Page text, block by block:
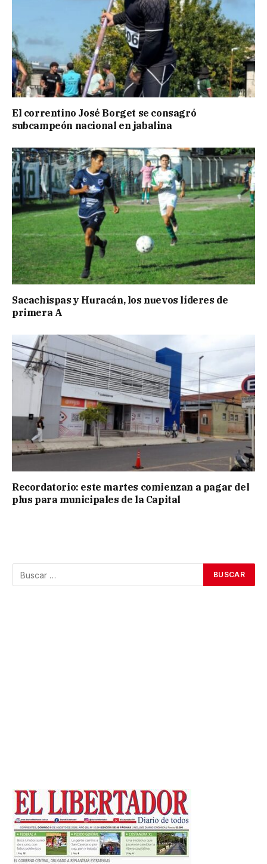
El correntino José Borget se consagró
subcampeón nacional en jabalina
Sacachispas y Huracán, los nuevos líderes de
primera A
Recordatorio: este martes comienzan a pagar del
plus para municipales de la Capital